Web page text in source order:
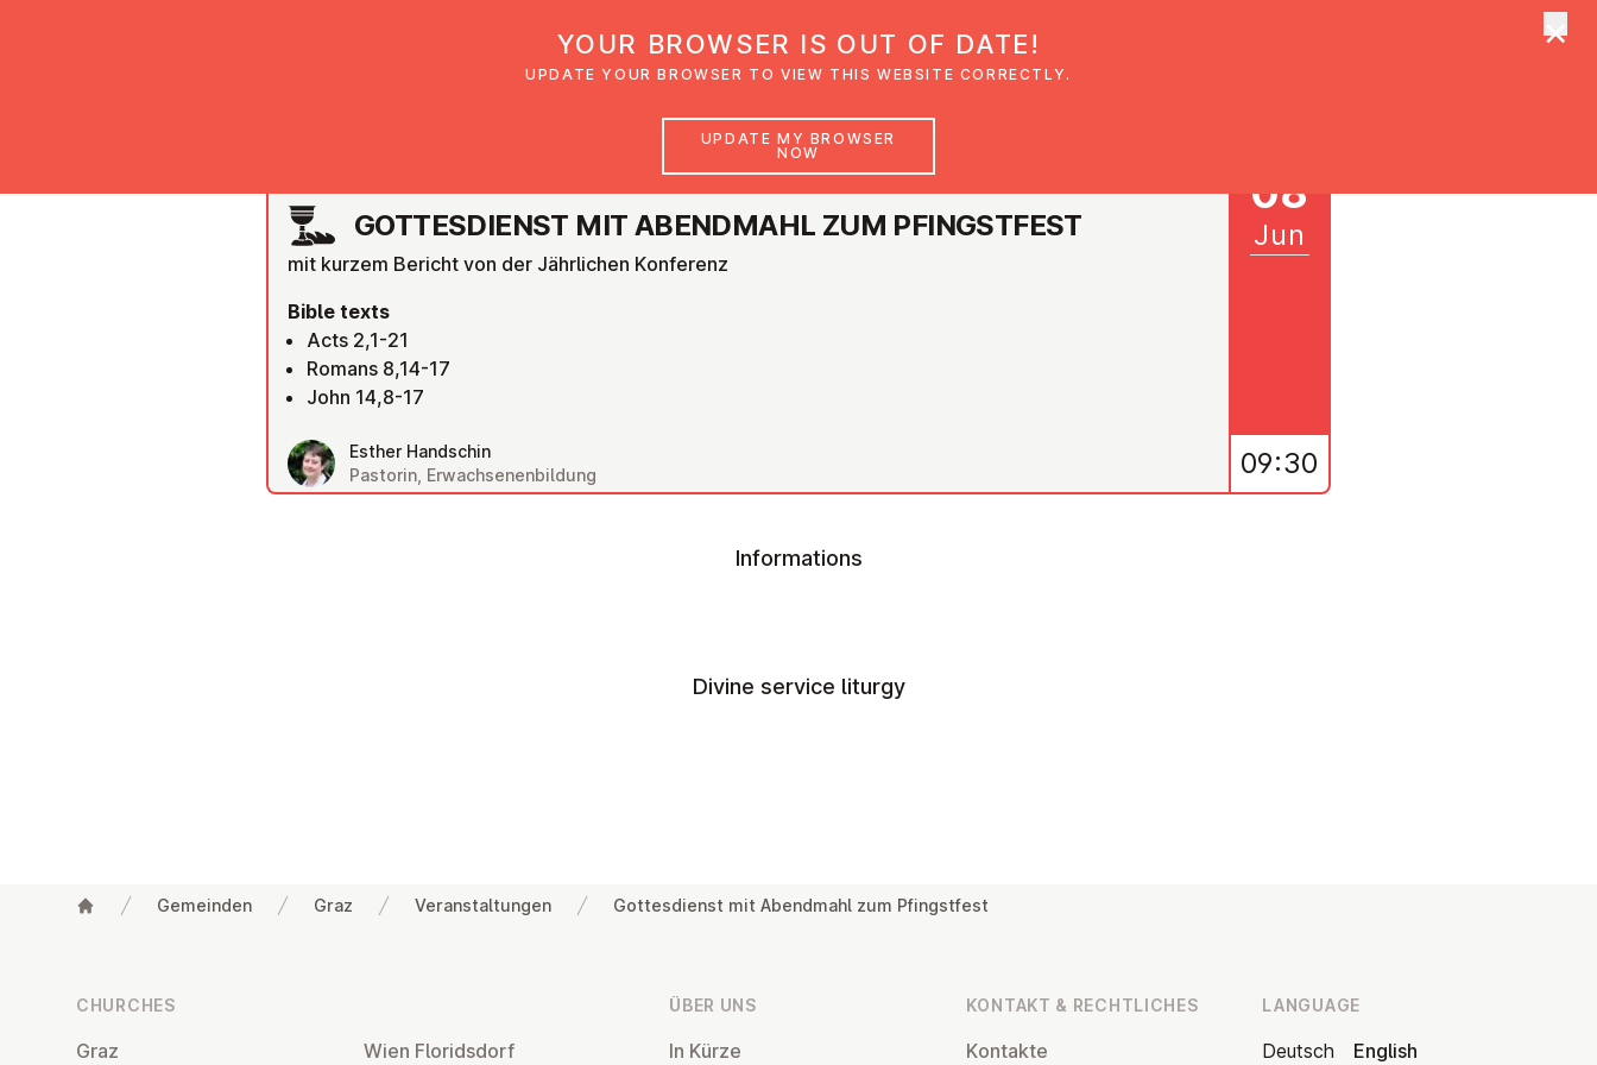
Gemeinden Glaubensimpulse News Veranstaltungen
GOTTES­DI­ENST MIT ABENDMAHL ZUM PF­ING­ST­FEST
mit kurzem Bericht von der Jährlichen Konferenz
Bible texts
Acts 2,1-21
Romans 8,14-17
John 14,8-17
Esther Handschin
Pastorin, Erwachsenenbildung
08
Jun
09:30
Informations
Divine service liturgy
Gemeinden Graz Veranstaltungen Gottesdienst mit Abendmahl zum Pfingstfest
CHURCHES
Graz Wien Flor­idsdorf
ÜBER UNS
In Kürze
KONTAKT & RECHT­LICHES
Kontakte
LANGUAGE
Deutsch English
YOUR BROWSER IS OUT OF DATE!
UPDATE YOUR BROWSER TO VIEW THIS WEBSITE CORRECTLY.
UPDATE MY BROWSER
NOW
×